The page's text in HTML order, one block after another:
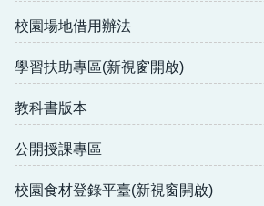
校園場地借用辦法
學習扶助專區(新視窗開啟)
教科書版本
公開授課專區
校園食材登錄平臺(新視窗開啟)